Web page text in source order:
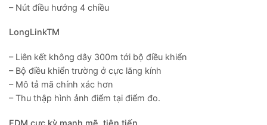
– Nút điều hướng 4 chiều
LongLinkTM
– Liên kết không dây 300m tới bộ điều khiển
– Bộ điều khiển trường ở cực lăng kính
– Mô tả mã chính xác hơn
– Thu thập hình ảnh điểm tại điểm đo.